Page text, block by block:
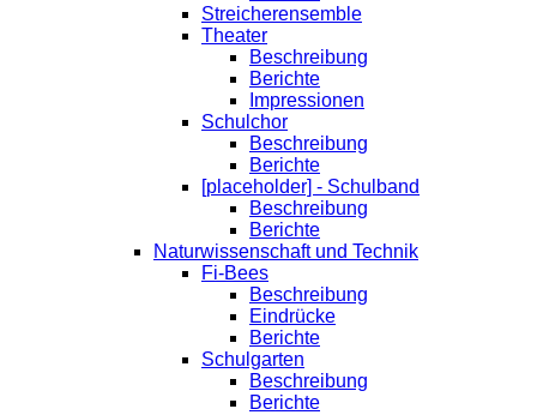
Streicherensemble
Theater
Beschreibung
Berichte
Impressionen
Schulchor
Beschreibung
Berichte
[placeholder] - Schulband
Beschreibung
Berichte
Naturwissenschaft und Technik
Fi-Bees
Beschreibung
Eindrücke
Berichte
Schulgarten
Beschreibung
Berichte